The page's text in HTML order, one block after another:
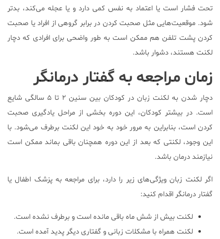
تحت فشار است یا اعتماد به نفس کمی دارد و یا عجله می‌کند، بدتر
شود. موقعیت‌هایی مثل صحبت کردن در برابر گروهی از افراد یا صحبت
کردن پشت تلفن هم ممکن است به طور واضحی برای افرادی که دچار
لکنت هستند، دشوار باشد.
زمان مراجعه به گفتار درمانگر
دچار شدن به لکنت زبان در کودکان بین سنین ۲ تا ۵ سالگی شایع
است. در بیشتر کودکان، این دوره بخشی از مراحل یادگیری صحبت
کردن است، بنابراین به مرور خود به خود این لکنت برطرف می‌شود. با
این وجود، لکنتی که بعد از این دوره همچنان باقی بماند ممکن است
نیازمند درمان باشد.
اگر لکنت زبان ویژگی‌های زیر را دارد، برای مراجعه به پزشک اطفال یا
گفتار درمانگر اقدام کنید:
لکنت بیش از شش ماه باقی مانده است و برطرف نشده است.
لکنت همراه با مشکلات زبانی و گفتاری دیگر پدید آمده است.